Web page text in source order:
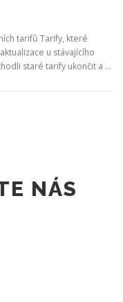
tarifů Tarify, které
u stávajícího
staré tarify ukončit a …
NÁS